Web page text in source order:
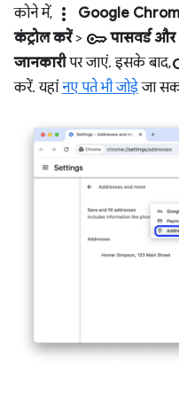
कोने में, more_vert
Google
कंट्रोल करें> key पासवर्ड
जानकारीपर जाएं. इसके बाद,
करें. यहांनए पते भी जोड़ेजा